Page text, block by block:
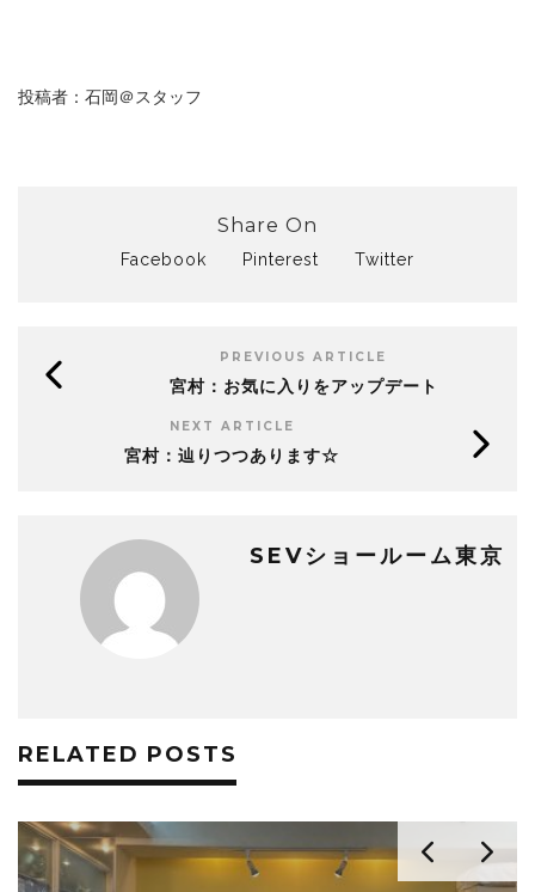
投稿者：石岡＠スタッフ
Share On
Facebook Pinterest Twitter
PREVIOUS ARTICLE
宮村：お気に入りをアップデート
NEXT ARTICLE
宮村：辿りつつあります☆
SEVショールーム東京
RELATED POSTS